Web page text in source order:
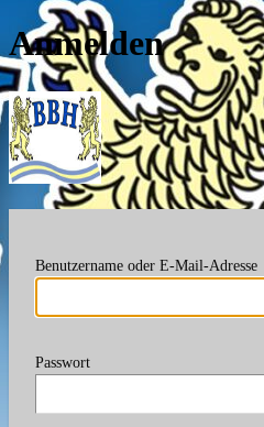
Anmelden
Benutzername oder E-Mail-Adresse
Passwort